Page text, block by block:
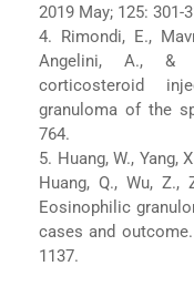
2019 May; 125: 301-
4. Rimondi, E.,
Angelini, A., &
corticosteroid
granuloma of the
764.
5. Huang, W., Yang,
Huang, Q., Wu, Z.,
Eosinophilic
cases and
1137.